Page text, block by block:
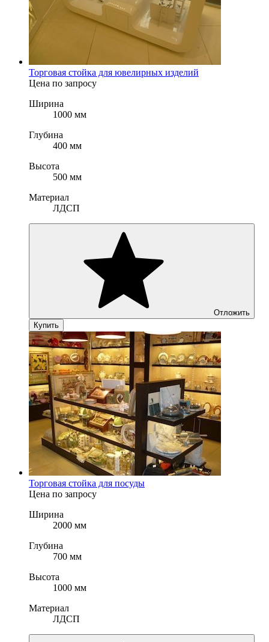
Торговая стойка для ювелирных изделий
Цена по запросу
Ширина
1000 мм
Глубина
400 мм
Высота
500 мм
Материал
ЛДСП
Отложить
Купить
Торговая стойка для посуды
Цена по запросу
Ширина
2000 мм
Глубина
700 мм
Высота
1000 мм
Материал
ЛДСП